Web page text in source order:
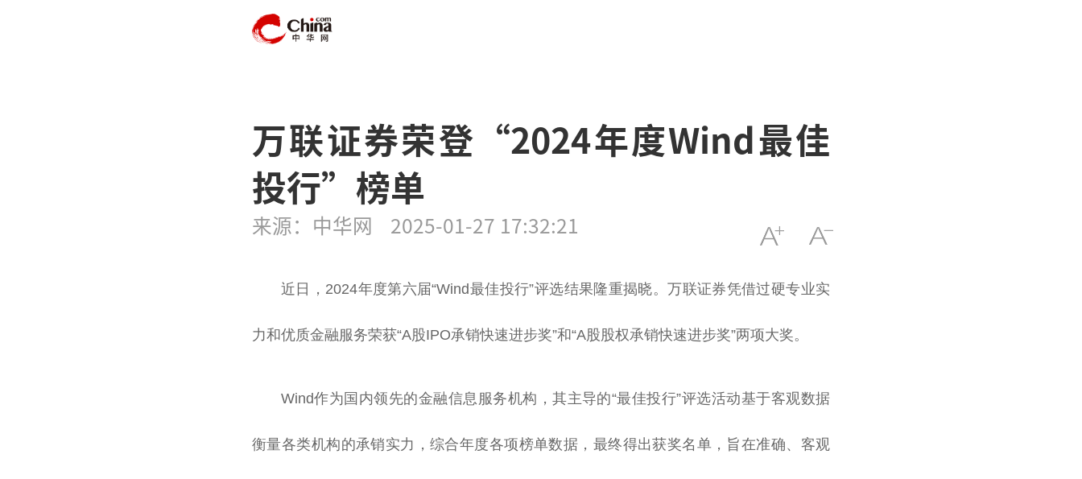
万联证券荣登“2024年度Wind最佳
投行”榜单
来源：中华网 2025-01-27 17:32:21
近日，2024年度第六届“Wind最佳投行”评选结果隆重揭晓。万联证券凭借过硬专业实
力和优质金融服务荣获“A股IPO承销快速进步奖”和“A股股权承销快速进步奖”两项大奖。
Wind作为国内领先的金融信息服务机构，其主导的“最佳投行”评选活动基于客观数据
衡量各类机构的承销实力，综合年度各项榜单数据，最终得出获奖名单，旨在准确、客观